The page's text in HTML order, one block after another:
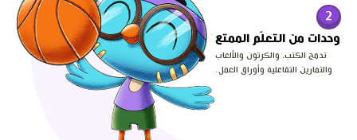
2
وحدات من التعلّم الممتع
تدمج الكتب، والكرتون والألعاب
والتمارين التفاعلية وأوراق العمل.